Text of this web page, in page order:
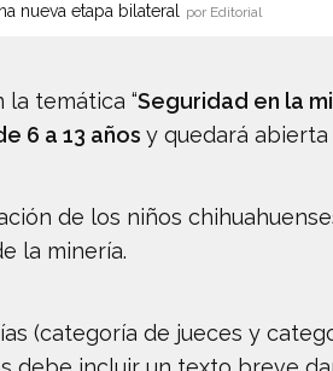
nueva etapa bilateral por Editorial
la temática “Seguridad en la
6 a 13 años y quedará
de los niños
la minería.
(categoría de jueces y